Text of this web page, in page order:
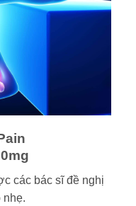
các bác sĩ đề nghị
nhẹ.